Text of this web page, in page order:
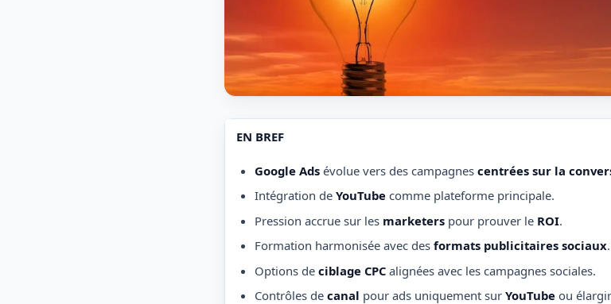
EN BREF
Google Adsévolue vers des campagnes centrées sur la
Intégration de YouTubecomme plateforme principale.
Pression accrue sur les marketerspour prouver le ROI.
Formation harmonisée avec des formats publicitaires sociaux.
Options de ciblage CPCalignées avec les campagnes sociales.
Contrôles de canal pour ads uniquement sur YouTubeou